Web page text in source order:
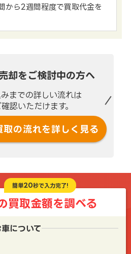
から2週間程度で買取代金を
却を ご検討中の方へ
までの詳しい流れは
認いただけます。
取の流れを詳しく見る
簡単20秒で入力完了!
買取金額を調べる
について